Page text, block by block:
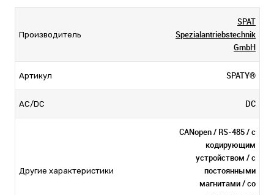
Производитель
SPAT
Spezialantriebstechnik
GmbH
Артикул SPATY®
AC/DC DC
Другие характеристики
CANopen / RS-485 / с
кодирующим
устройством / с
постоянными
магнитами / со